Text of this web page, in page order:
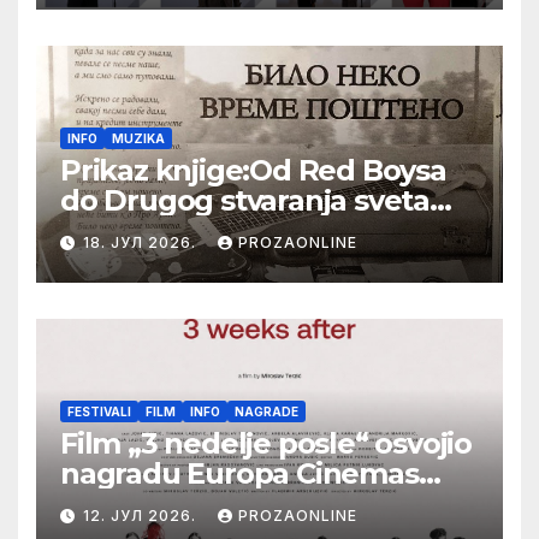
Festival evropskog filma Palić
INFO MUZIKA
Prikaz knjige:Od Red Boysa
do Drugog stvaranja sveta
(bilo neko vreme pošteno)
(autor- Zlatomira Sremca,
Botoš 2022. godine,
samizdat)
18. ЈУЛ 2026. PROZAONLINE
FESTIVALI FILM INFO NAGRADE
Film „3 nedelje posle“ osvojio
nagradu Europa Cinemas
Label na Filmskom festivalu
12. ЈУЛ 2026. PROZAONLINE